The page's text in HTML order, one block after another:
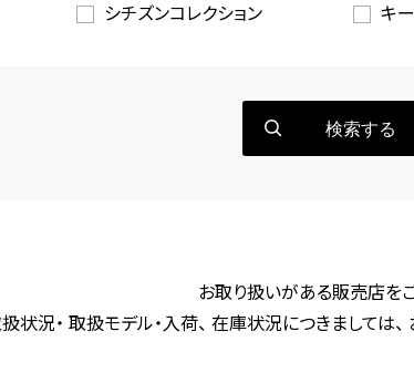
シチズンコレクション キー
検索する
お取り扱いがある販売店を
状況・ 取扱モデル・入荷、 在庫状況につきましては